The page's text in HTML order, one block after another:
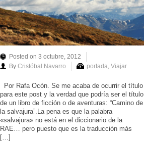
Posted on 3 octubre, 2012
By Cristóbal Navarro portada, Viajar
Por Rafa Ocón. Se me acaba de ocurrir el título
para este post y la verdad que podría ser el título
de un libro de ficción o de aventuras: “Camino de
la salvajura”.La pena es que la palabra
«salvajura» no está en el diccionario de la
RAE… pero puesto que es la traducción más
[…]